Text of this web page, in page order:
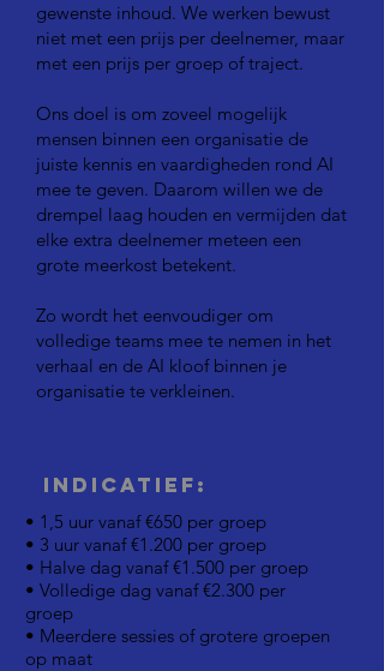
gewenste inhoud. We werken bewust
niet met een prijs per deelnemer, maar
met een prijs per groep of traject.
Ons doel is om zoveel mogelijk
mensen binnen een organisatie de
juiste kennis en vaardigheden rond AI
mee te geven. Daarom willen we de
drempel laag houden en vermijden dat
elke extra deelnemer meteen een
grote meerkost betekent.
Zo wordt het eenvoudiger om
volledige teams mee te nemen in het
verhaal en de AI kloof binnen je
organisatie te verkleinen.
Indicatief:
• 1,5 uur vanaf €650 per groep
• 3 uur vanaf €1.200 per groep
• Halve dag vanaf €1.500 per groep
• Volledige dag vanaf €2.300 per
groep
• Meerdere sessies of grotere groepen
op maat